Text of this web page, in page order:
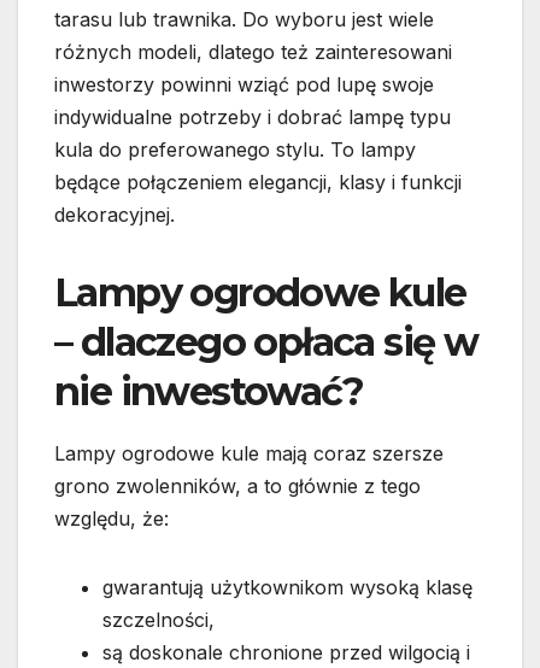
tarasu lub trawnika. Do wyboru jest wiele
różnych modeli, dlatego też zainteresowani
inwestorzy powinni wziąć pod lupę swoje
indywidualne potrzeby i dobrać lampę typu
kula do preferowanego stylu. To lampy
będące połączeniem elegancji, klasy i funkcji
dekoracyjnej.
Lampy ogrodowe kule
– dlaczego opłaca się w
nie inwestować?
Lampy ogrodowe kule mają coraz szersze
grono zwolenników, a to głównie z tego
względu, że:
gwarantują użytkownikom wysoką klasę
szczelności,
są doskonale chronione przed wilgocią i